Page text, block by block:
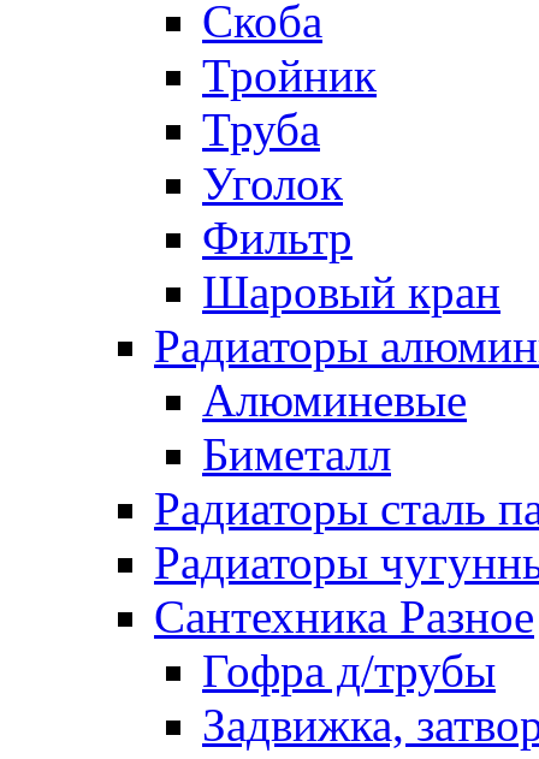
Скоба
Тройник
Труба
Уголок
Фильтр
Шаровый кран
Радиаторы
Алюминевые
Биметалл
Радиаторы сталь
Радиаторы
Сантехника Разное
Гофра д/трубы
Задвижка,